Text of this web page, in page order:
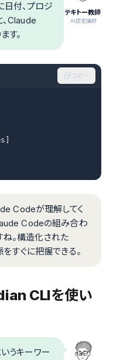
テキトー教師
.AI認定講師
付、プロジ
、Claude
す。
コピー
Codeが理解してく
Codeの組み合わ
。構造化された
すぐに把握できる。
CLIを使い
いうキーワー